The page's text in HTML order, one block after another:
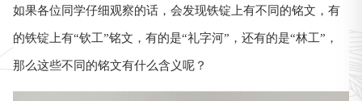
如果各位同学仔细观察的话，会发现铁锭上有不同的铭文，有
的铁锭上有“钦工”铭文，有的是“礼字河”，还有的是“林工”，
那么这些不同的铭文有什么含义呢？